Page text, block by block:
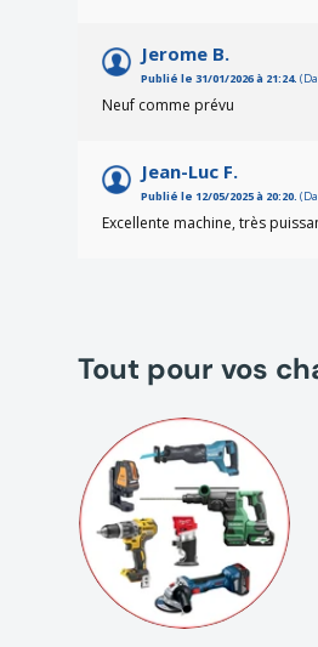
Jerome B.
Publié le 31/01/2026 à 21:24.
Neuf comme prévu
Jean-Luc F.
Publié le 12/05/2025 à 20:20.
Excellente machine, très
Tout pour vos